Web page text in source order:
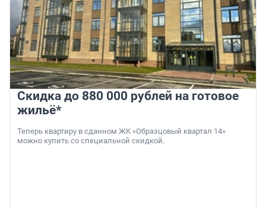
Скидка до 880 000 рублей на готовое
жильё*
Теперь квартиру в сданном ЖК «Образцовый квартал 14»
можно купить со специальной скидкой.